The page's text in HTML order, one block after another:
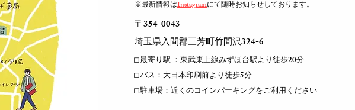
※最新情報はInstagramにて随時お知らせしております。
〒354-0043
​埼玉県入間郡三芳町竹間沢324-6
◻︎最寄り駅 ：東武東上線みずほ台駅より徒歩20分
◻︎バス：大日本印刷前より徒歩5分
◻︎駐車場：近くのコインパーキングをご利用ください